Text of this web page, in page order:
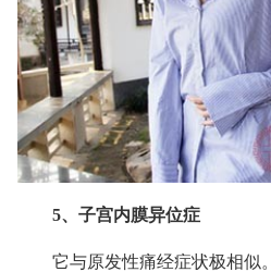
5、子宫内膜异位症
它与原发性痛经症状极相似。